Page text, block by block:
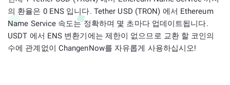
의 환율은 0 ENS 입니다. Tether USD (TRON) 에서 Ethereum
Name Service 속도는 정확하며 몇 초마다 업데이트됩니다.
USDT 에서 ENS 변환기에는 제한이 없으므로 교환 할 코인의
수에 관계없이 ChangenNow를 자유롭게 사용하십시오!